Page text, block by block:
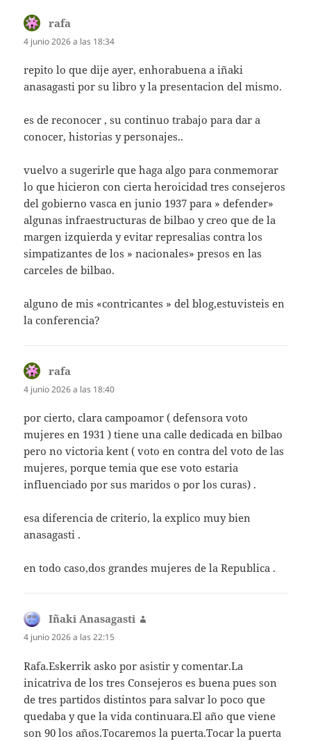
rafa
4 junio 2026 a las 18:34
repito lo que dije ayer, enhorabuena a iñaki
anasagasti por su libro y la presentacion del mismo.
es de reconocer , su continuo trabajo para dar a
conocer, historias y personajes..
vuelvo a sugerirle que haga algo para conmemorar
lo que hicieron con cierta heroicidad tres consejeros
del gobierno vasca en junio 1937 para » defender»
algunas infraestructuras de bilbao y creo que de la
margen izquierda y evitar represalias contra los
simpatizantes de los » nacionales» presos en las
carceles de bilbao.
alguno de mis «contricantes » del blog,estuvisteis en
la conferencia?
rafa
4 junio 2026 a las 18:40
por cierto, clara campoamor ( defensora voto
mujeres en 1931 ) tiene una calle dedicada en bilbao
pero no victoria kent ( voto en contra del voto de las
mujeres, porque temia que ese voto estaria
influenciado por sus maridos o por los curas) .
esa diferencia de criterio, la explico muy bien
anasagasti .
en todo caso,dos grandes mujeres de la Republica .
Iñaki Anasagasti
4 junio 2026 a las 22:15
Rafa.Eskerrik asko por asistir y comentar.La
inicatriva de los tres Consejeros es buena pues son
de tres partidos distintos para salvar lo poco que
quedaba y que la vida continuara.El año que viene
son 90 los años.Tocaremos la puerta.Tocar la puerta